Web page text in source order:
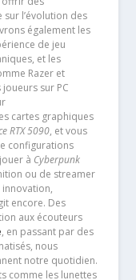
l’évolution des
également les
de jeu
et les
Razer et
sur PC
cartes graphiques
RTX 5090, et vous
configurations
à Cyberpunk
ou de streamer
encore. Des
aux écouteurs
, en passant par des
nous
notre quotidien.
comme les lunettes